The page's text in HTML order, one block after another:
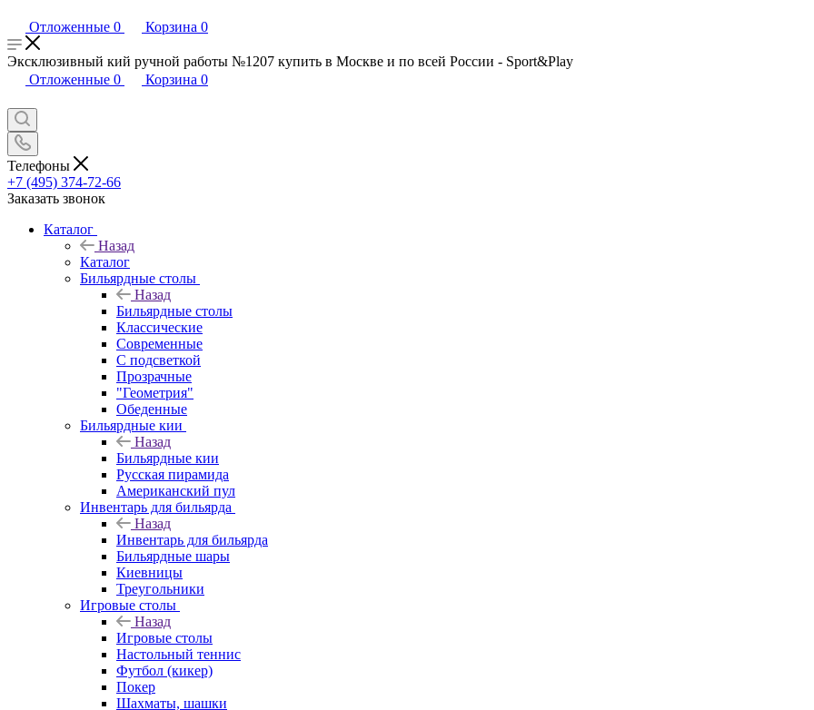
Отложенные 0 Корзина 0
Эксклюзивный кий ручной работы №1207 купить в Москве и по всей России - Sport&Play
Отложенные 0 Корзина 0
Телефоны
+7 (495) 374-72-66
Заказать звонок
Каталог
Назад
Каталог
Бильярдные столы
Назад
Бильярдные столы
Классические
Современные
С подсветкой
Прозрачные
"Геометрия"
Обеденные
Бильярдные кии
Назад
Бильярдные кии
Русская пирамида
Американский пул
Инвентарь для бильярда
Назад
Инвентарь для бильярда
Бильярдные шары
Киевницы
Треугольники
Игровые столы
Назад
Игровые столы
Настольный теннис
Футбол (кикер)
Покер
Шахматы, шашки